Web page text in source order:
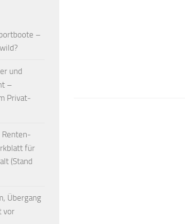
–
und
–
Privat­
Renten­
für
(Stand
Übergang
vor